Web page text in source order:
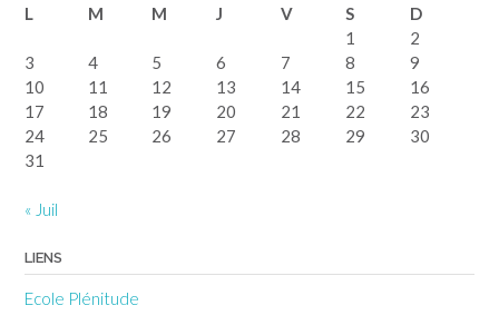
L
M M J V S
D
1
2
3
4 5 6 7 8
9
10
11 12 13 14 15
16
17
18 19 20 21 22
23
24
25 26 27 28 29
30
31
« Juil
LIENS
Ecole Plénitude